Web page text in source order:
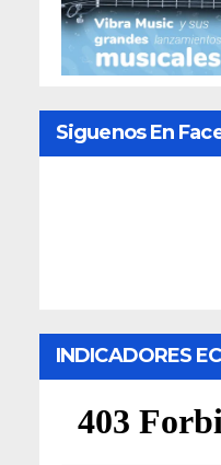
Siguenos En
INDICADORES